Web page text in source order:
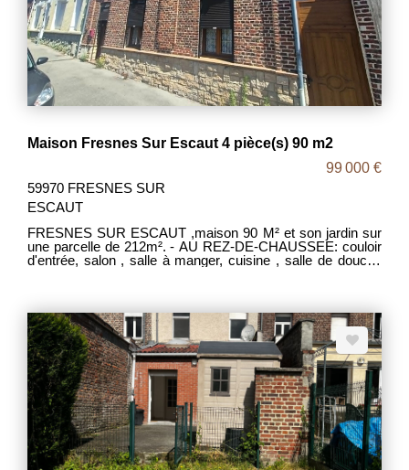
Maison Fresnes Sur Escaut 4 pièce(s) 90 m2
99 000 €
59970 FRESNES SUR
ESCAUT
FRESNES SUR ESCAUT ,maison 90 M² et son jardin sur
une parcelle de 212m². - AU REZ-DE-CHAUSSEE: couloir
d'entrée, salon , salle à manger, cuisine , salle de douche
L'EXTERIEUR: un jolie terrain avec passage sur le coté (
vélos, moto, piéton, poubelle ). BEAU POTENTIEL, IDEAL
POUR UN PREMIER ACHAT. - Chauffage gaz . Travaux
d'isolation à prévoir. Menuiserie double vitrage. MDT 2085
DPE G PRIX 99 000€ FAI. - Les frais d'agence sont à la
charges des vendeurs.